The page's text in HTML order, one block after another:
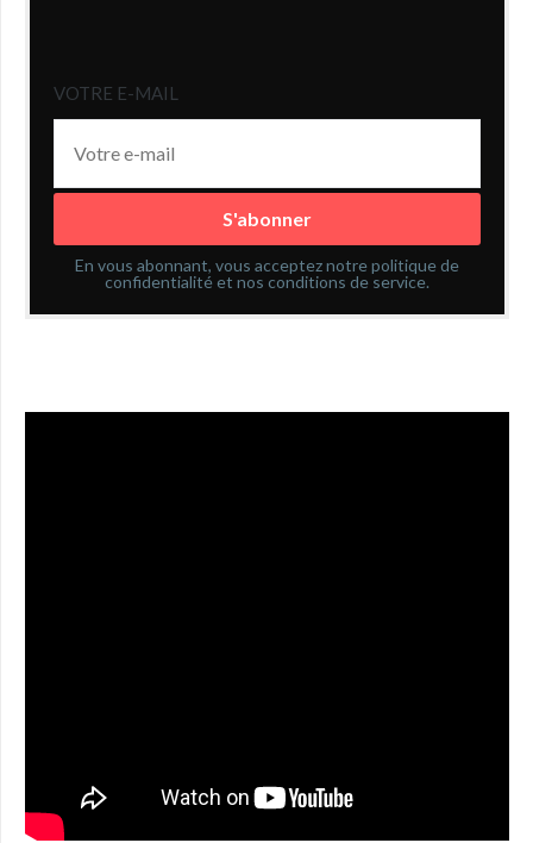
VOTRE E-MAIL
En vous abonnant, vous acceptez notre politique de
confidentialité et nos conditions de service.